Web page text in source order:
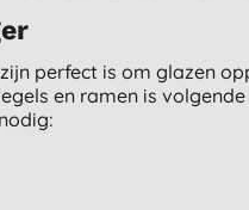
perfect is om glazen
en ramen is